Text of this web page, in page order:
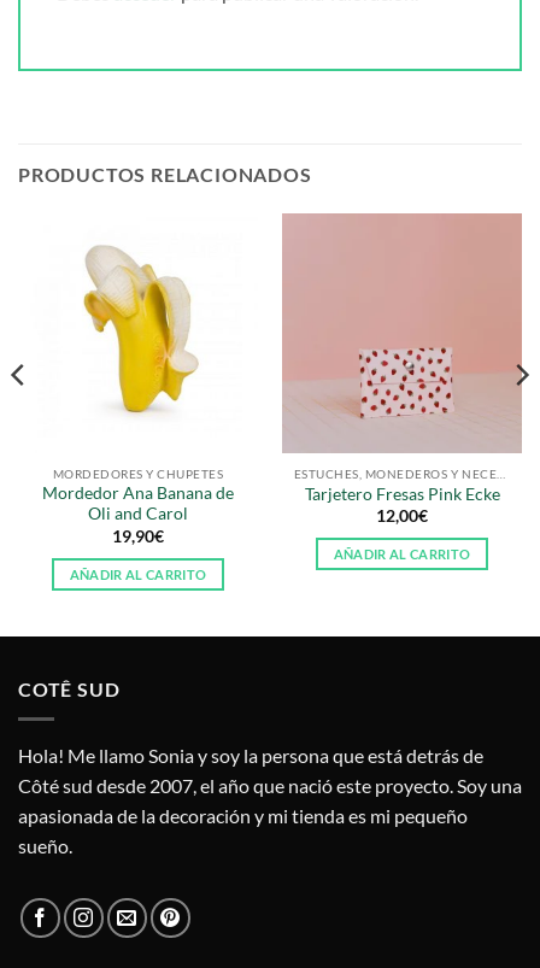
PRODUCTOS RELACIONADOS
MORDEDORES Y CHUPETES
Mordedor Ana Banana de
Oli and Carol
19,90€
AÑADIR AL CARRITO
Tarjetero Fresas Pink Ecke
12,00€
AÑADIR AL CARRITO
COTÊ SUD
Hola! Me llamo Sonia y soy la persona que está detrás de
Côté sud desde 2007, el año que nació este proyecto. Soy una
apasionada de la decoración y mi tienda es mi pequeño
sueño.